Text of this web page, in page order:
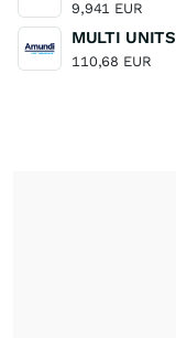
9,941 EUR
110,68 EUR